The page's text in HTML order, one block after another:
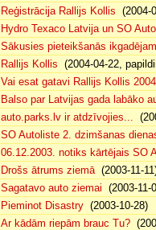
Reģistrācija Rallijs Kollis (2004-
Hydro Texaco Latvija un SO
Sākusies pieteikšanās
Rallijs Kollis (2004-04-22,
Vai esat gatavi Rallijs Kollis
Balso par Latvijas gada labāko
auto.parks.lv ir atdzīvojies...
SO Autoliste 2. dzimšanas
06.12.2003. notiks kārtējais SO
Drošs ātrums ziemā(2003-11-
Sagatavo auto ziemai (2003-11-
Pieminot Disastry (2003-10-28)
Ar kādām riepām brauc Tu?